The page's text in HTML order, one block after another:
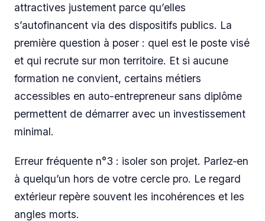
attractives justement parce qu’elles
s’autofinancent via des dispositifs publics. La
première question à poser : quel est le poste visé
et qui recrute sur mon territoire. Et si aucune
formation ne convient, certains métiers
accessibles en auto-entrepreneur sans diplôme
permettent de démarrer avec un investissement
minimal.
Erreur fréquente n°3 : isoler son projet. Parlez‑en
à quelqu’un hors de votre cercle pro. Le regard
extérieur repère souvent les incohérences et les
angles morts.